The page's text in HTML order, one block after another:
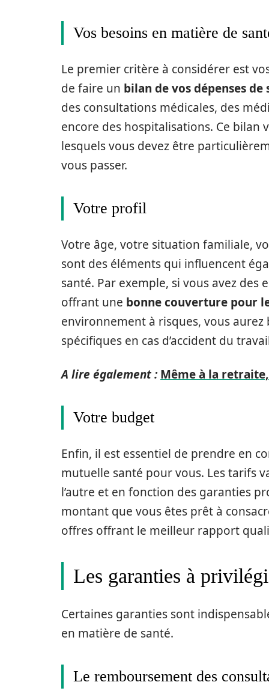
Vos besoins en matière de
Le premier critère à considérer est
de faire un bilan de vos dépenses de
des consultations médicales, des
encore des hospitalisations. Ce bilan
lesquels vous devez être
vous passer.
Votre profil
Votre âge, votre situation familiale,
sont des éléments qui influencent
santé. Par exemple, si vous avez
offrant une bonne couverture pour
environnement à risques, vous
spécifiques en cas d’accident du
A lire également : Même à la
Votre budget
Enfin, il est essentiel de prendre en
mutuelle santé pour vous. Les tarifs
l’autre et en fonction des garanties
montant que vous êtes prêt à
offres offrant le meilleur rapport
Les garanties à
Certaines garanties sont
en matière de santé.
Le remboursement des